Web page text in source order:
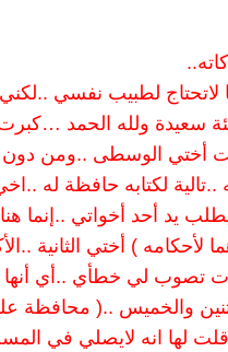
لاتحتاج لطبيب نفسي
سعيدة ولله الحمد
أختي الوسطى ..ومن
لكتابه حافظة له
يد أحد أخواتي
لأحكامه ) أختي الثانية
لي خطأي ..أي أنها
والخميس ..( محافظة
قلت لها انه لايصلي في